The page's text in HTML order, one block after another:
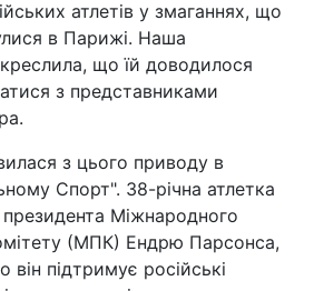
атлетів у змаганнях, що
в Парижі. Наша
що їй доводилося
з представниками
з цього приводу в
Спорт". 38-річна атлетка
Міжнародного
(МПК) Ендрю Парсонса,
підтримує російські